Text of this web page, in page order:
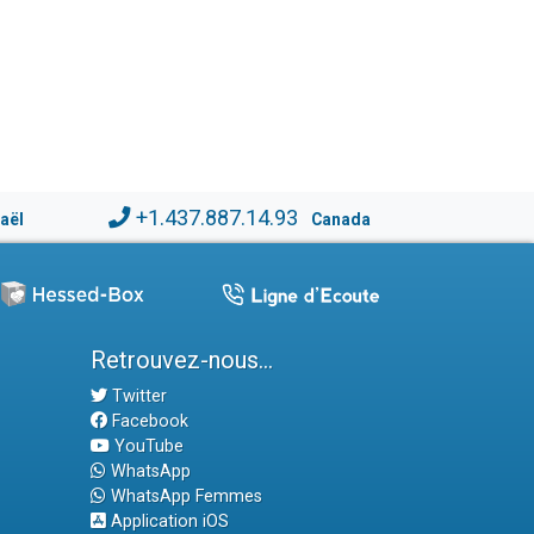
+1.437.887.14.93 Canada
Retrouvez-nous...
Twitter
Facebook
YouTube
WhatsApp
WhatsApp Femmes
Application iOS